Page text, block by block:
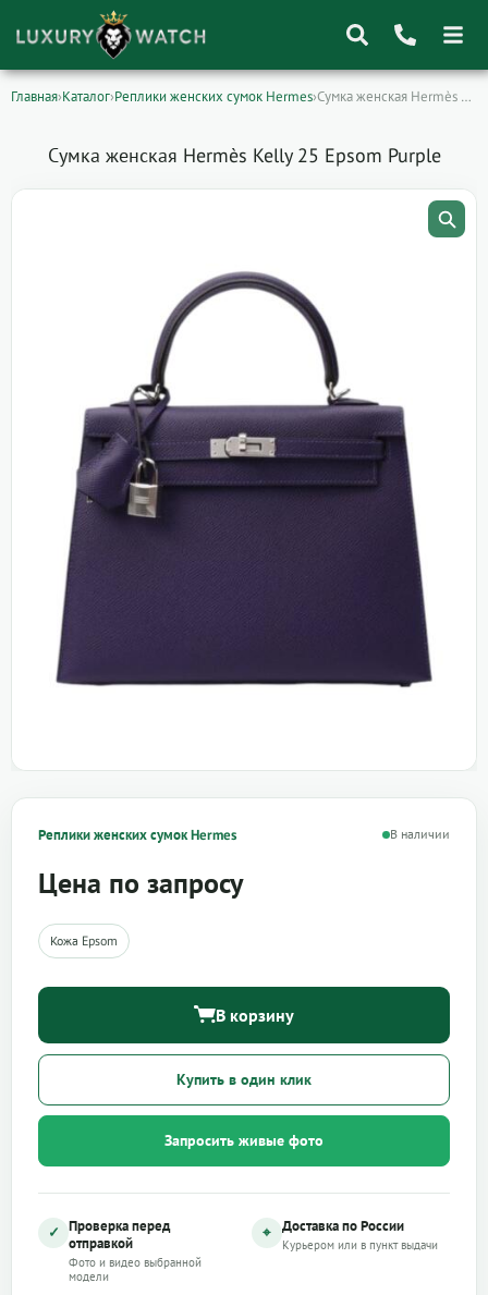
Главная›Каталог›Реплики женских сумок Hermes› Сумка женская Hermès Kelly 25 Epsom Purple
Сумка женская Hermès Kelly 25 Epsom Purple
Реплики женских сумок Hermes В наличии
Цена по запросу
Кожа Epsom
В корзину
Купить в один клик
Запросить живые фото
✓ Проверка перед
отправкой
Фото и видео выбранной
модели
⌖ Доставка по России
Курьером или в пункт выдачи